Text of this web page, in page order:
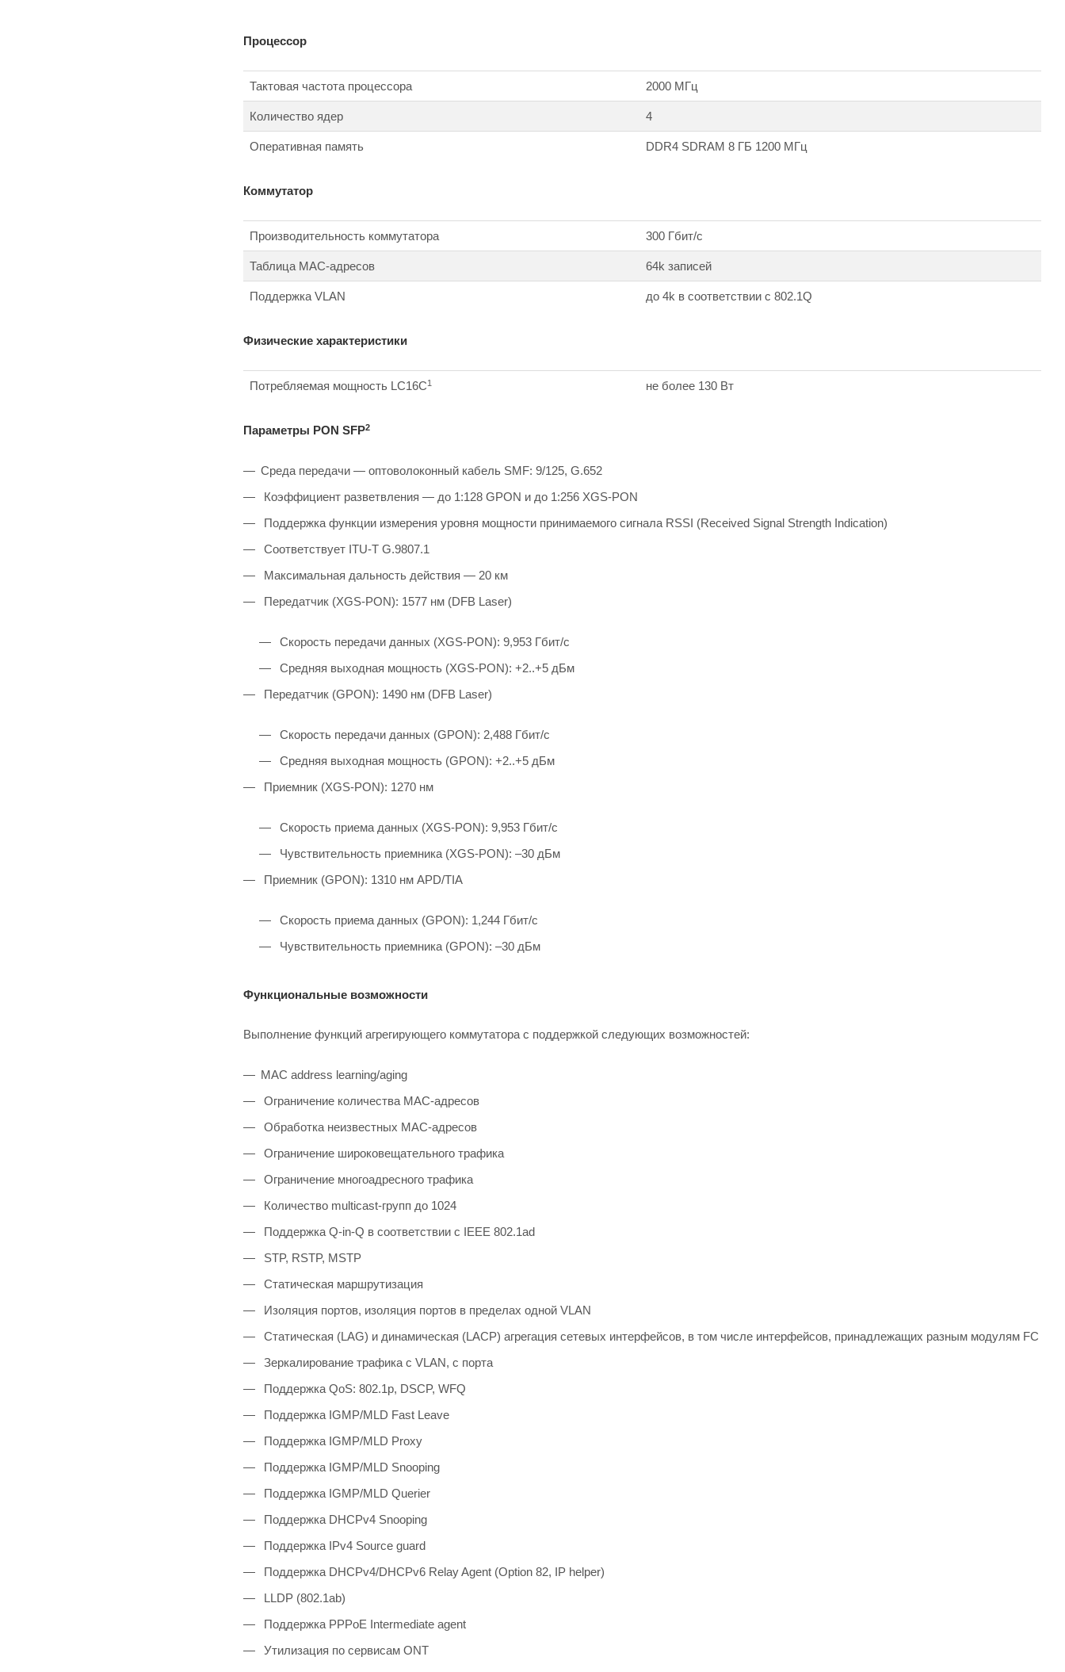
Процессор
Тактовая частота процессора 2000 МГц
Количество ядер 4
Оперативная память DDR4 SDRAM 8 ГБ 1200 МГц
Коммутатор
Производительность коммутатора 300 Гбит/с
Таблица MAC-адресов 64k записей
Поддержка VLAN до 4k в соответствии с 802.1Q
Физические характеристики
Потребляемая мощность LC16С1 не более 130 Вт
Параметры PON SFP2
Среда передачи — оптоволоконный кабель SMF: 9/125, G.652
Коэффициент разветвления — до 1:128 GPON и до 1:256 XGS-PON
Поддержка функции измерения уровня мощности принимаемого сигнала RSSI (Received Signal Strength Indication)
Соответствует ITU-T G.9807.1
Максимальная дальность действия — 20 км
Передатчик (XGS-PON): 1577 нм (DFB Laser)
Скорость передачи данных (XGS-PON): 9,953 Гбит/с
Средняя выходная мощность (XGS-PON): +2..+5 дБм
Передатчик (GPON): 1490 нм (DFB Laser)
Скорость передачи данных (GPON): 2,488 Гбит/с
Средняя выходная мощность (GPON): +2..+5 дБм
Приемник (XGS-PON): 1270 нм
Скорость приема данных (XGS-PON): 9,953 Гбит/с
Чувствительность приемника (XGS-PON): –30 дБм
Приемник (GPON): 1310 нм APD/TIA
Скорость приема данных (GPON): 1,244 Гбит/с
Чувствительность приемника (GPON): –30 дБм
Функциональные возможности
Выполнение функций агрегирующего коммутатора с поддержкой следующих возможностей:
MAC address learning/aging
Ограничение количества MAC-адресов
Обработка неизвестных MAC-адресов
Ограничение широковещательного трафика
Ограничение многоадресного трафика
Количество multicast-групп до 1024
Поддержка Q-in-Q в соответствии с IEEE 802.1ad
STP, RSTP, MSTP
Статическая маршрутизация
Изоляция портов, изоляция портов в пределах одной VLAN
Статическая (LAG) и динамическая (LACP) агрегация сетевых интерфейсов, в том числе интерфейсов, принадлежащих разным модулям FC
Зеркалирование трафика с VLAN, с порта
Поддержка QoS: 802.1p, DSCP, WFQ
Поддержка IGMP/MLD Fast Leave
Поддержка IGMP/MLD Proxy
Поддержка IGMP/MLD Snooping
Поддержка IGMP/MLD Querier
Поддержка DHCPv4 Snooping
Поддержка IPv4 Source guard
Поддержка DHCPv4/DHCPv6 Relay Agent (Option 82, IP helper)
LLDP (802.1ab)
Поддержка PPPoE Intermediate agent
Утилизация по сервисам ONT